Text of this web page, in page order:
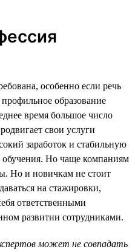
особенно если речь
образование
время большое число
свои услуги
заработок и стабильную
обучения. Но чаще компаниям
Но и новичкам не стоит
на стажировки,
ответственными
развитии сотрудниками.
может не совпадать